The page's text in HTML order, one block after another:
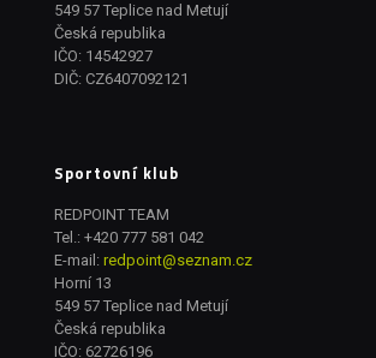
549 57 Teplice nad Metují
Česká republika
IČO: 14542927
DIČ: CZ6407092121
Sportovní klub
REDPOINT TEAM
Tel.: +420 777 581 042
E-mail: redpoint@seznam.cz
Horní 13
549 57 Teplice nad Metují
Česká republika
IČO: 62726196